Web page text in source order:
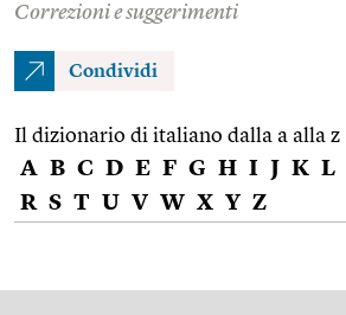
Correzioni e suggerimenti
Condividi
Il dizionario di italiano dalla a alla z
A B C D E F G H I J K L
R S T U V W X Y Z